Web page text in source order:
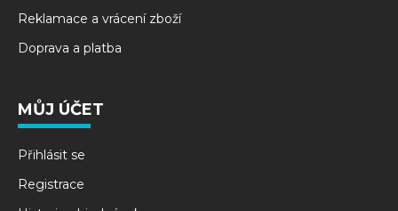
Reklamace a vrácení zboží
Doprava a platba
MŮJ ÚČET
Přihlásit se
Registrace